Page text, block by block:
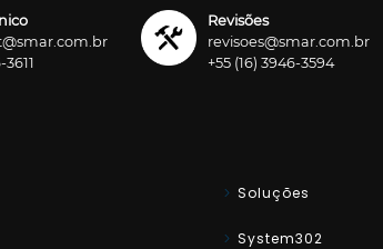
3611
Revisões
revisoes@smar.com.br
+55 (16) 3946-3594
Soluções
System302